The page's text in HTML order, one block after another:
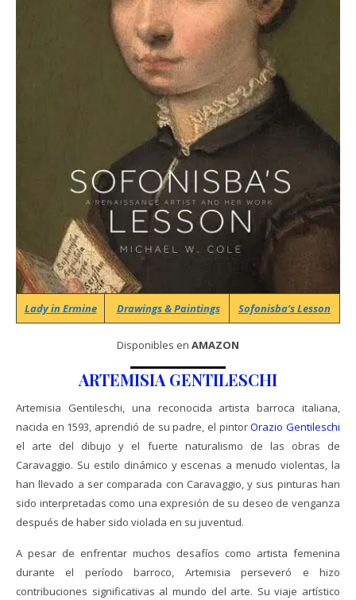
Lady in Ermine Drawings & Paintings Sofonisba’s Lesson
Disponibles en AMAZON
ARTEMISIA GENTILESCHI
Artemisia Gentileschi, una reconocida artista barroca italiana,
nacida en 1593, aprendió de su padre, el pintorOrazio Gentileschi
el arte del dibujo y el fuerte naturalismo de las obras de
Caravaggio. Su estilo dinámico y escenas a menudo violentas, la
han llevado a ser comparada con Caravaggio, y sus pinturas han
sido interpretadas como una expresión de su deseo de venganza
después de haber sido violada en su juventud.
A pesar de enfrentar muchos desafíos como artista femenina
durante el período barroco, Artemisia perseveró e hizo
contribuciones significativas al mundo del arte. Su viaje artístico